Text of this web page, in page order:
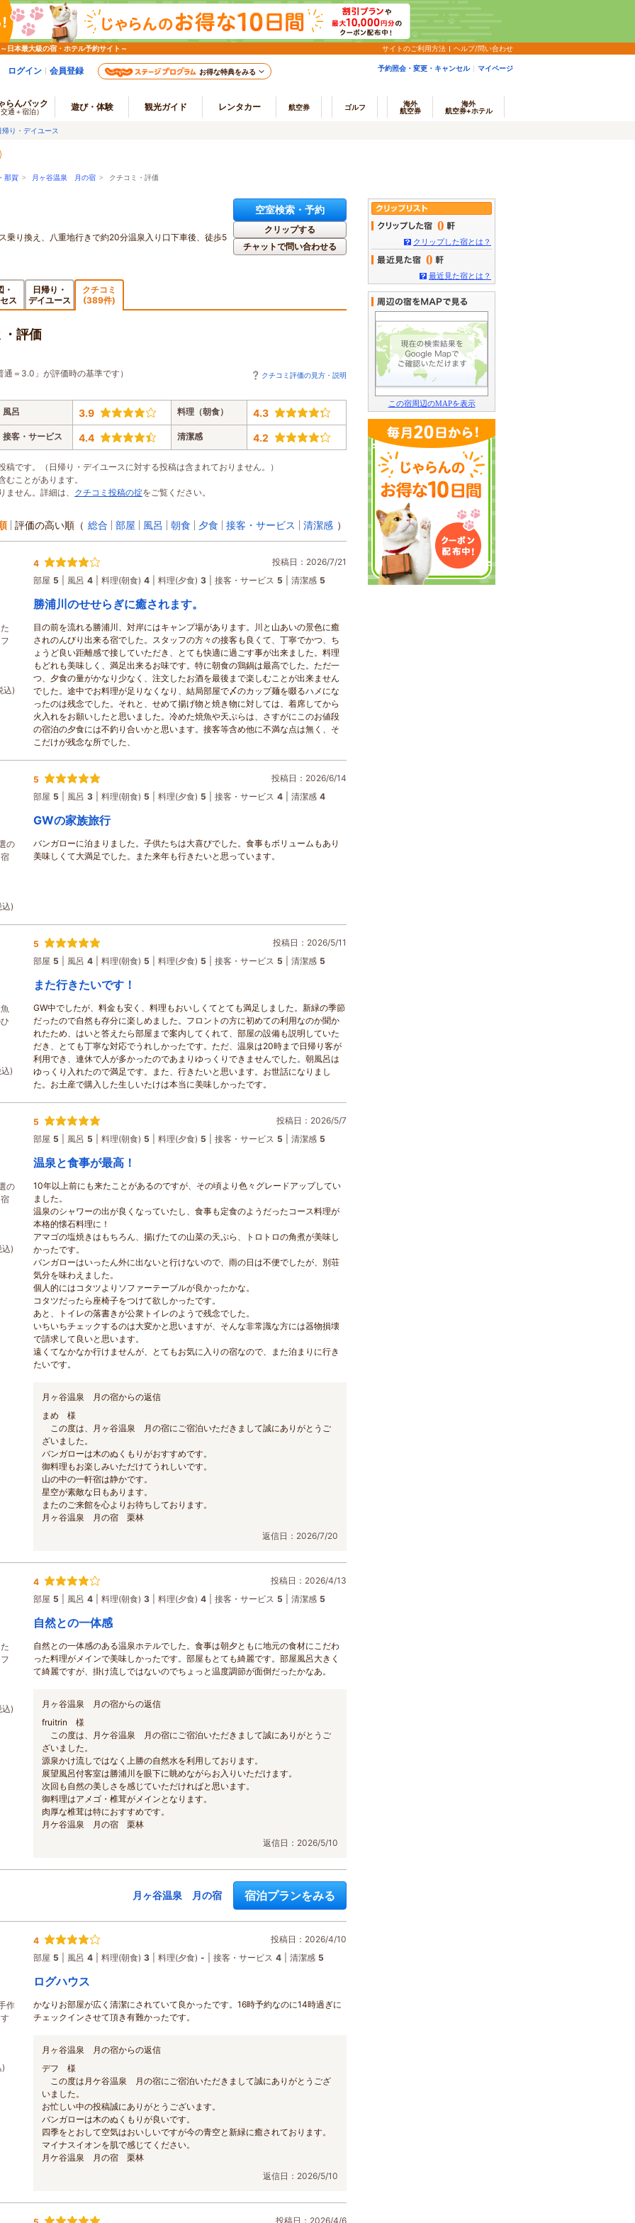
日本最大級の宿・ホテル予約サイト～ サイトのご利用方法 ヘルプ/問い合わせ
ログイン 会員登録 お得な特典をみる 予約照会・変更・キャンセル マイページ
らんパック
交通＋宿泊） 遊び・体験 観光ガイド レンタカー 航空券 ゴルフ
海外
航空券
海外
航空券+ホテル
帰り・デイユース
那賀 > 月ヶ谷温泉 月の宿 > クチコミ・評価
乗り換え、八重地行きで約20分温泉入り口下車後、徒歩5
空室検索・予約
クリップする
チャットで問い合わせる
・
ス
日帰り・
デイユース
クチコミ
(389件)
評価
通＝3.0」が評価時の基準です） クチコミ評価の見方・説明
風呂 3.9 料理（朝食） 4.3
接客・サービス 4.4 清潔感 4.2
です。（日帰り・デイユースに対する投稿は含まれておりません。）
ことがあります。
せん。詳細は、 クチコミ投稿の掟をご覧ください。
評価の高い順 （ 総合 部屋 風呂 朝食 夕食 接客・サービス 清潔感 ）
込)
4
投稿日：2026/7/21
部屋 5 風呂 4 料理(朝食) 4 料理(夕食) 3 接客・サービス 5 清潔感 5
勝浦川のせせらぎに癒されます。
目の前を流れる勝浦川、対岸にはキャンプ場があります。川と山あいの景色に癒
されのんびり出来る宿でした。スタッフの方々の接客も良くて、丁寧でかつ、ち
ょうど良い距離感で接していただき、とても快適に過ごす事が出来ました。料理
もどれも美味しく、満足出来るお味です。特に朝食の鶏鍋は最高でした。ただ一
つ、夕食の量がかなり少なく、注文したお酒を最後まで楽しむことが出来ません
でした。途中でお料理が足りなくなり、結局部屋で〆のカップ麺を啜るハメにな
ったのは残念でした。それと、せめて揚げ物と焼き物に対しては、着席してから
火入れをお願いしたと思いました。冷めた焼魚や天ぷらは、さすがにこのお値段
の宿泊の夕食には不釣り合いかと思います。接客等含め他に不満な点は無く、そ
こだけが残念な所でした、
の
)
5
投稿日：2026/6/14
部屋 5 風呂 3 料理(朝食) 5 料理(夕食) 5 接客・サービス 4 清潔感 4
GWの家族旅行
バンガローに泊まりました。子供たちは大喜びでした。食事もボリュームもあり
美味しくて大満足でした。また来年も行きたいと思っています。
)
5
投稿日：2026/5/11
部屋 5 風呂 4 料理(朝食) 5 料理(夕食) 5 接客・サービス 5 清潔感 5
また行きたいです！
GW中でしたが、料金も安く、料理もおいしくてとても満足しました。新緑の季節
だったので自然も存分に楽しめました。フロントの方に初めての利用なのか聞か
れたため、はいと答えたら部屋まで案内してくれて、部屋の設備も説明していた
だき、とても丁寧な対応でうれしかったです。ただ、温泉は20時まで日帰り客が
利用でき、連休で人が多かったのであまりゆっくりできませんでした。朝風呂は
ゆっくり入れたので満足です。また、行きたいと思います。お世話になりまし
た。お土産で購入した生しいたけは本当に美味しかったです。
の
)
5
投稿日：2026/5/7
部屋 5 風呂 5 料理(朝食) 5 料理(夕食) 5 接客・サービス 5 清潔感 5
温泉と食事が最高！
10年以上前にも来たことがあるのですが、その頃より色々グレードアップしてい
ました。
温泉のシャワーの出が良くなっていたし、食事も定食のようだったコース料理が
本格的懐石料理に！
アマゴの塩焼きはもちろん、揚げたての山菜の天ぷら、トロトロの角煮が美味し
かったです。
バンガローはいったん外に出ないと行けないので、雨の日は不便でしたが、別荘
気分を味わえました。
個人的にはコタツよりソファーテーブルが良かったかな。
コタツだったら座椅子をつけて欲しかったです。
あと、トイレの落書きが公衆トイレのようで残念でした。
いちいちチェックするのは大変かと思いますが、そんな非常識な方には器物損壊
で請求して良いと思います。
遠くてなかなか行けませんが、とてもお気に入りの宿なので、また泊まりに行き
たいです。
月ヶ谷温泉 月の宿からの返信
まめ 様
この度は、月ヶ谷温泉 月の宿にご宿泊いただきまして誠にありがとうご
ざいました。
バンガローは木のぬくもりがおすすめです。
御料理もお楽しみいただけてうれしいです。
山の中の一軒宿は静かです。
星空が素敵な日もあります。
またのご来館を心よりお待ちしております。
月ヶ谷温泉 月の宿 栗林
返信日：2026/7/20
)
4
投稿日：2026/4/13
部屋 5 風呂 4 料理(朝食) 3 料理(夕食) 4 接客・サービス 5 清潔感 5
自然との一体感
自然との一体感のある温泉ホテルでした。食事は朝夕ともに地元の食材にこだわ
った料理がメインで美味しかったです。部屋もとても綺麗です。部屋風呂大きく
て綺麗ですが、掛け流しではないのでちょっと温度調節が面倒だったかなあ。
月ヶ谷温泉 月の宿からの返信
fruitrin 様
この度は、月ケ谷温泉 月の宿にご宿泊いただきまして誠にありがとうご
ざいました。
源泉かけ流しではなく上勝の自然水を利用しております。
展望風呂付客室は勝浦川を眼下に眺めながらお入りいただけます。
次回も自然の美しさを感じていただければと思います。
御料理はアメゴ・椎茸がメインとなります。
肉厚な椎茸は特におすすめです。
月ケ谷温泉 月の宿 栗林
返信日：2026/5/10
月ヶ谷温泉 月の宿 宿泊プランをみる
作
4
投稿日：2026/4/10
部屋 5 風呂 4 料理(朝食) 3 料理(夕食) - 接客・サービス 4 清潔感 5
ログハウス
かなりお部屋が広く清潔にされていて良かったです。16時予約なのに14時過ぎに
チェックインさせて頂き有難かったです。
月ヶ谷温泉 月の宿からの返信
デフ 様
この度は月ケ谷温泉 月の宿にご宿泊いただきまして誠にありがとうござ
いました。
お忙しい中の投稿誠にありがとうございます。
バンガローは木のぬくもりが良いです。
四季をとおして空気はおいしいですが今の青空と新緑に癒されております。
マイナスイオンを肌で感じてください。
月ケ谷温泉 月の宿 栗林
返信日：2026/5/10
投稿日：2026/4/6
0
クリップした宿とは？
0
最近見た宿とは？
この宿周辺のMAPを表示